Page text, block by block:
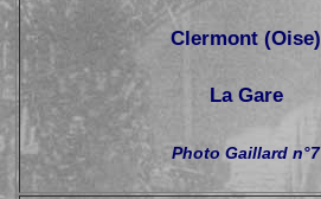
Clermont (Oise)
La Gare
Photo Gaillard n°7